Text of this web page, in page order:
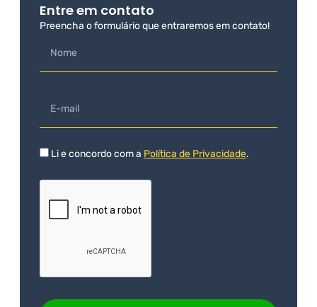
Entre em contato
Preencha o formulário que entraremos em contato!
Li e concordo com a Política de Privacidade.